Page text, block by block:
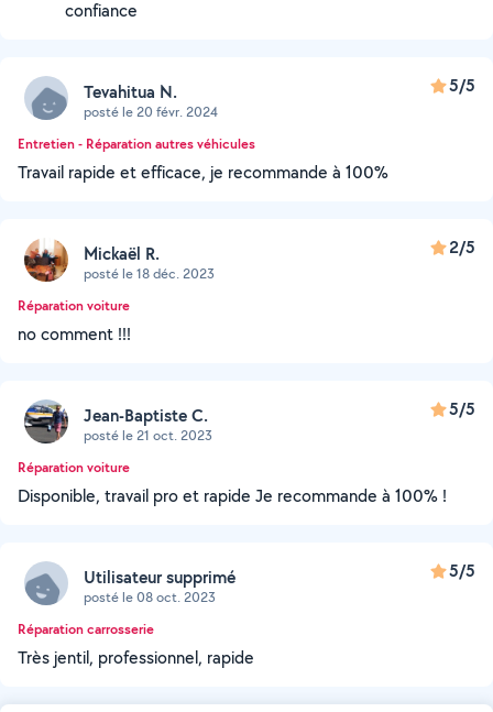
confiance
Tevahitua N.
posté le 20 févr. 2024
5/5
Entretien - Réparation autres véhicules
Travail rapide et efficace, je recommande à 100%
Mickaël R.
posté le 18 déc. 2023
2/5
Réparation voiture
no comment !!!
Jean-Baptiste C.
posté le 21 oct. 2023
5/5
Réparation voiture
Disponible, travail pro et rapide Je recommande à 100% !
Utilisateur supprimé
posté le 08 oct. 2023
5/5
Réparation carrosserie
Très jentil, professionnel, rapide